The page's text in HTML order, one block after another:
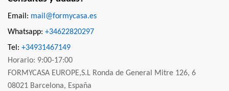
Email: mail@formycasa.es
Whatsapp: +34622820297
Tel: +34931467149
Horario: 9:00-17:00
FORMYCASA EUROPE,S.L Ronda de General Mitre 126, 6
08021 Barcelona, España